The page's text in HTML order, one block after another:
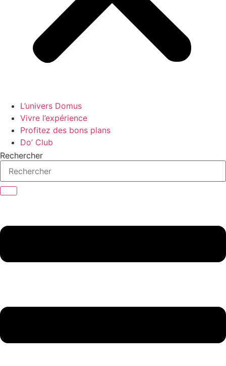
L’univers Domus
Vivre l’expérience
Profitez des bons plans
Do’ Club
Rechercher